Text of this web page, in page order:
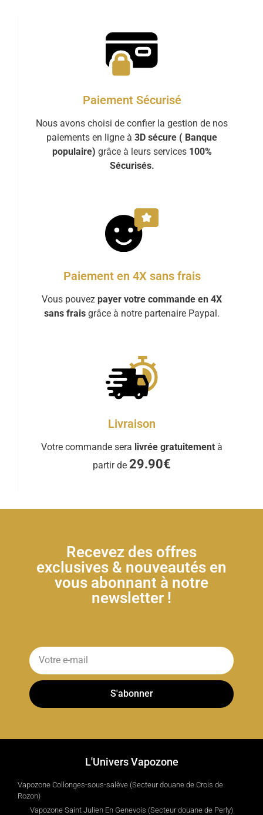
Paiement Sécurisé
Nous avons choisi de confier la gestion de nos
paiements en ligne à 3D sécure ( Banque
populaire) grâce à leurs services 100%
Sécurisés.
Paiement en 4X sans frais
Vous pouvez payer votre commande en 4X
sans frais grâce à notre partenaire Paypal.
Livraison
Votre commande sera livrée gratuitement à
partir de 29.90€
Recevez des offres
exclusives & nouveautés en
vous abonnant à notre
newsletter !
S'abonner
L'Univers Vapozone
Vapozone Collonges-sous-salève (Secteur douane de Crois de
Rozon)
Vapozone Saint Julien En Genevois (Secteur douane de Perly)